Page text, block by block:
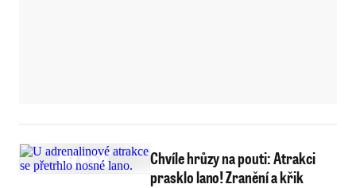
Chvíle hrůzy na pouti: Atrakci
prasklo lano! Zranění a křik